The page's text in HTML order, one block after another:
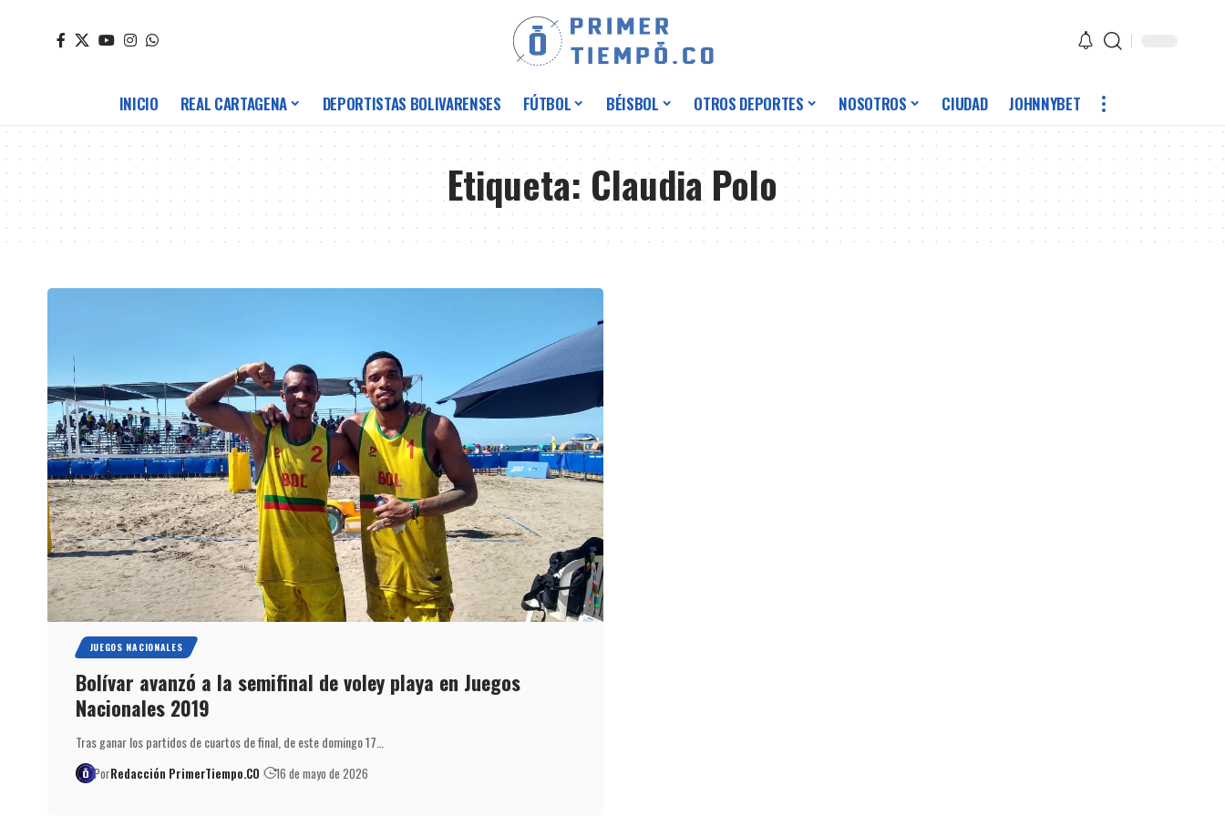
INICIO REAL CARTAGENA DEPORTISTAS BOLIVARENSES FÚTBOL BÉISBOL OTROS DEPORTES NOSOTROS CIUDAD JOHNNYBET
Etiqueta: Claudia Polo
JUEGOS NACIONALES
Bolívar avanzó a la semifinal de voley playa en Juegos
Nacionales 2019
Tras ganar los partidos de cuartos de final, de este domingo 17…
PorRedacción PrimerTiempo.CO 16 de mayo de 2026